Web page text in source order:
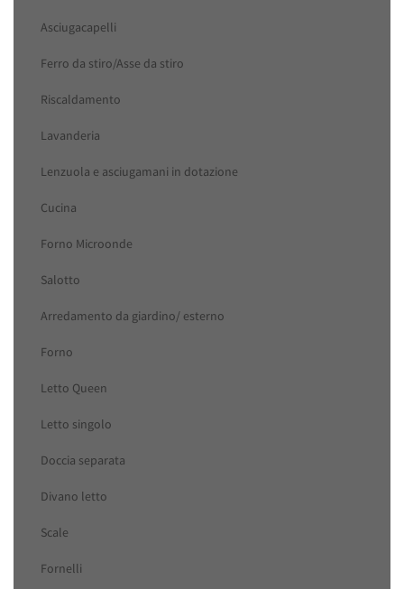
Asciugacapelli
Ferro da stiro/Asse da stiro
Riscaldamento
Lavanderia
Lenzuola e asciugamani in dotazione
Cucina
Forno Microonde
Salotto
Arredamento da giardino/ esterno
Forno
Letto Queen
Letto singolo
Doccia separata
Divano letto
Scale
Fornelli